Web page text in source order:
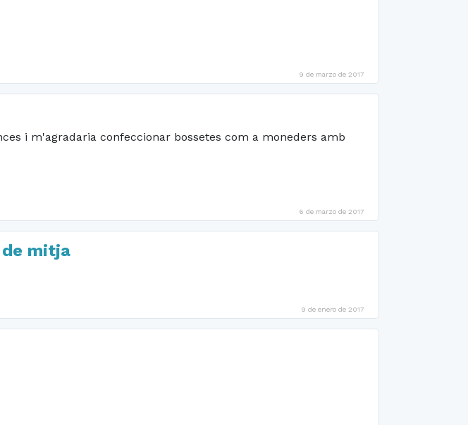
9 de marzo de 2017
i m'agradaria confeccionar bossetes com a moneders amb
6 de marzo de 2017
mitja
9 de enero de 2017